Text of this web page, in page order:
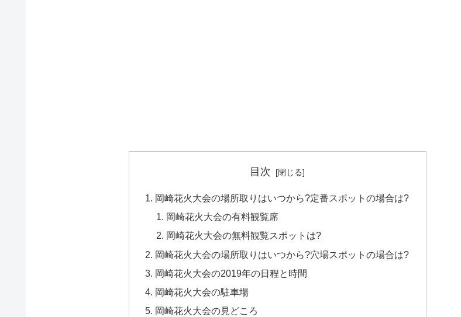
目次
岡崎花火大会の場所取りはいつから?定番スポットの場合は?
岡崎花火大会の有料観覧席
岡崎花火大会の無料観覧スポットは?
岡崎花火大会の場所取りはいつから?穴場スポットの場合は?
岡崎花火大会の2019年の日程と時間
岡崎花火大会の駐車場
岡崎花火大会の見どころ